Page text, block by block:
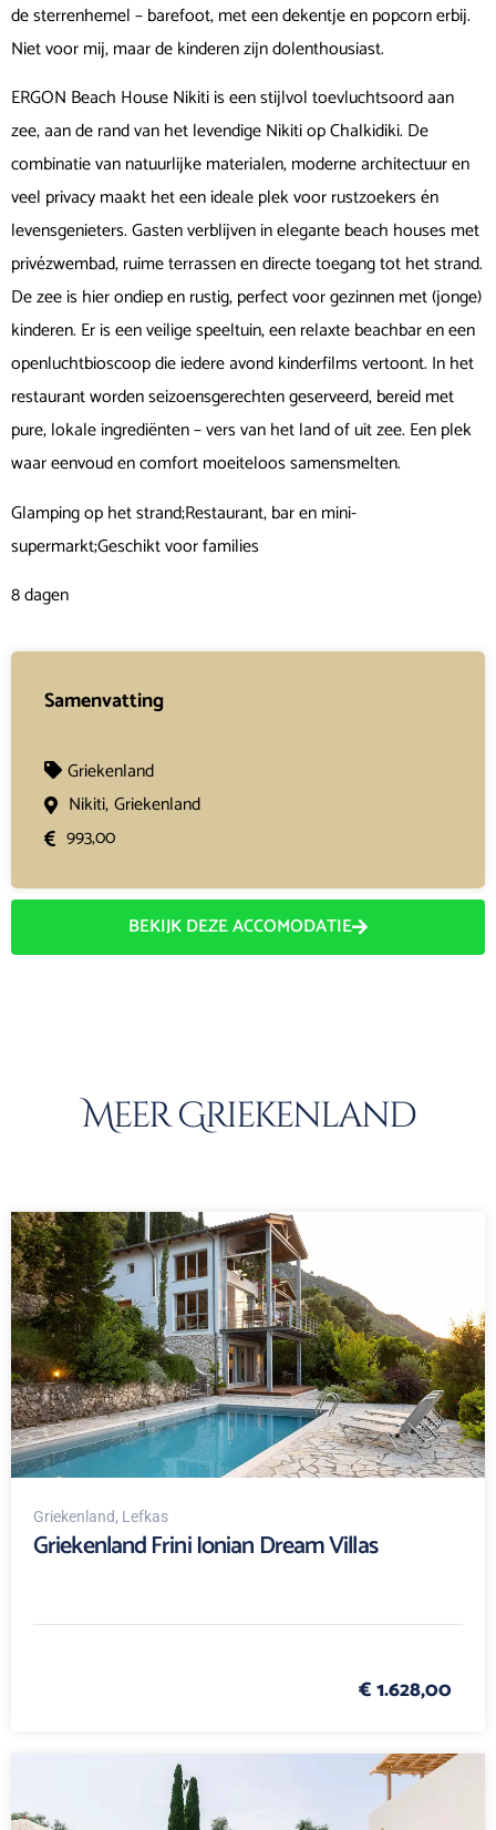
de sterrenhemel – barefoot, met een dekentje en popcorn erbij.
Niet voor mij, maar de kinderen zijn dolenthousiast.
ERGON Beach House Nikiti is een stijlvol toevluchtsoord aan
zee, aan de rand van het levendige Nikiti op Chalkidiki. De
combinatie van natuurlijke materialen, moderne architectuur en
veel privacy maakt het een ideale plek voor rustzoekers én
levensgenieters. Gasten verblijven in elegante beach houses met
privézwembad, ruime terrassen en directe toegang tot het strand.
De zee is hier ondiep en rustig, perfect voor gezinnen met (jonge)
kinderen. Er is een veilige speeltuin, een relaxte beachbar en een
openluchtbioscoop die iedere avond kinderfilms vertoont. In het
restaurant worden seizoensgerechten geserveerd, bereid met
pure, lokale ingrediënten – vers van het land of uit zee. Een plek
waar eenvoud en comfort moeiteloos samensmelten.
Glamping op het strand;Restaurant, bar en mini-
supermarkt;Geschikt voor families
8 dagen
Samenvatting
Griekenland
Nikiti,Griekenland
993,00
BEKIJK DEZE ACCOMODATIE
Meer Griekenland
Griekenland, Lefkas
Griekenland Frini Ionian Dream Villas
€ 1.628,00